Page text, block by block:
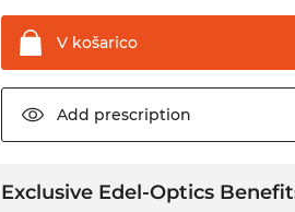
V košarico
Add prescription
Exclusive Edel-Optics